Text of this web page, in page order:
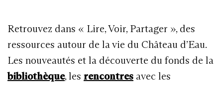
Retrouvez dans « Lire, Voir, Partager », des
ressources autour de la vie du Château d’Eau.
Les nouveautés et la découverte du fonds de la
bibliothèque, les rencontres avec les